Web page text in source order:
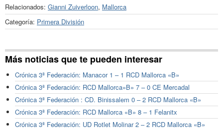
Relacionados: Gianni Zuiverloon, Mallorca
Categoría: Primera División
Más noticias que te pueden interesar
Crónica 3ª Federación: Manacor 1 – 1 RCD Mallorca «B»
Crónica 3ª Federación: RCD Mallorca»B» 7 – 0 CE Mercadal
Crónica 3ª Federación : CD. Binissalem 0 – 2 RCD Mallorca «B»
Crónica 3ª Federación: RCD Mallorca «B» 8 – 1 Felanitx
Crónica 3ª Federación: UD Rotlet Molinar 2 – 2 RCD Mallorca «B»